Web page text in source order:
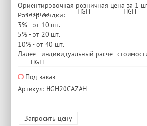
Ориентировочная розничная цена за 1
Размер скидки:
3% - от 10 шт.
5% - от 20 шт.
10% - от 40 шт.
Далее - индивидуальный расчет
Под заказ
Артикул: HGH20CAZAH
Запросить цену